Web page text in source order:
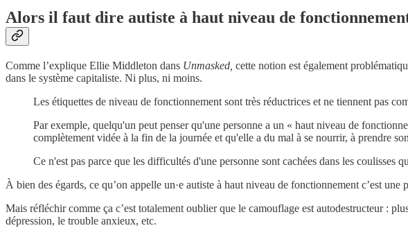
Alors il faut dire autiste à haut niveau de
Comme l’explique Ellie Middleton dans Unmasked, cette notion est également
dans le système capitaliste. Ni plus, ni moins.
Les étiquettes de niveau de fonctionnement sont très réductrices et ne tiennent pas
Par exemple, quelqu'un peut penser qu'une personne a un « haut niveau de
complètement vidée à la fin de la journée et qu'elle a du mal à se nourrir, à prendre
Ce n'est pas parce que les difficultés d'une personne sont cachées dans les coulisses
À bien des égards, ce qu’on appelle un·e autiste à haut niveau de fonctionnement c’est
Mais réfléchir comme ça c’est totalement oublier que le camouflage est autodestructeur :
dépression, le trouble anxieux, etc.